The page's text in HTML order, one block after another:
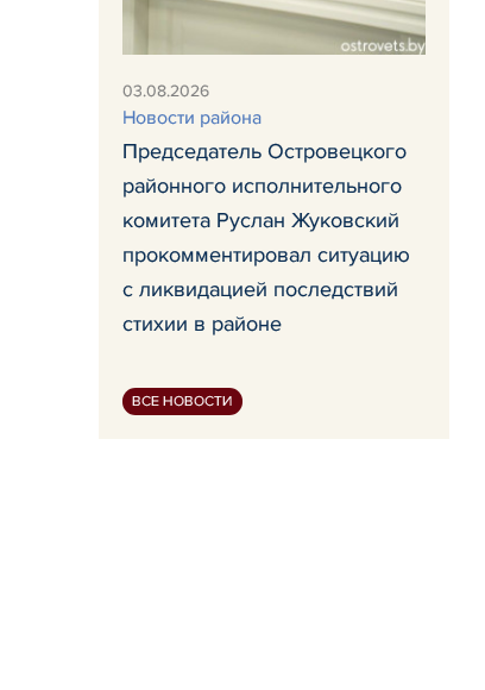
03.08.2026
Новости района
Председатель Островецкого
районного исполнительного
комитета Руслан Жуковский
прокомментировал ситуацию
с ликвидацией последствий
стихии в районе
ВСЕ НОВОСТИ